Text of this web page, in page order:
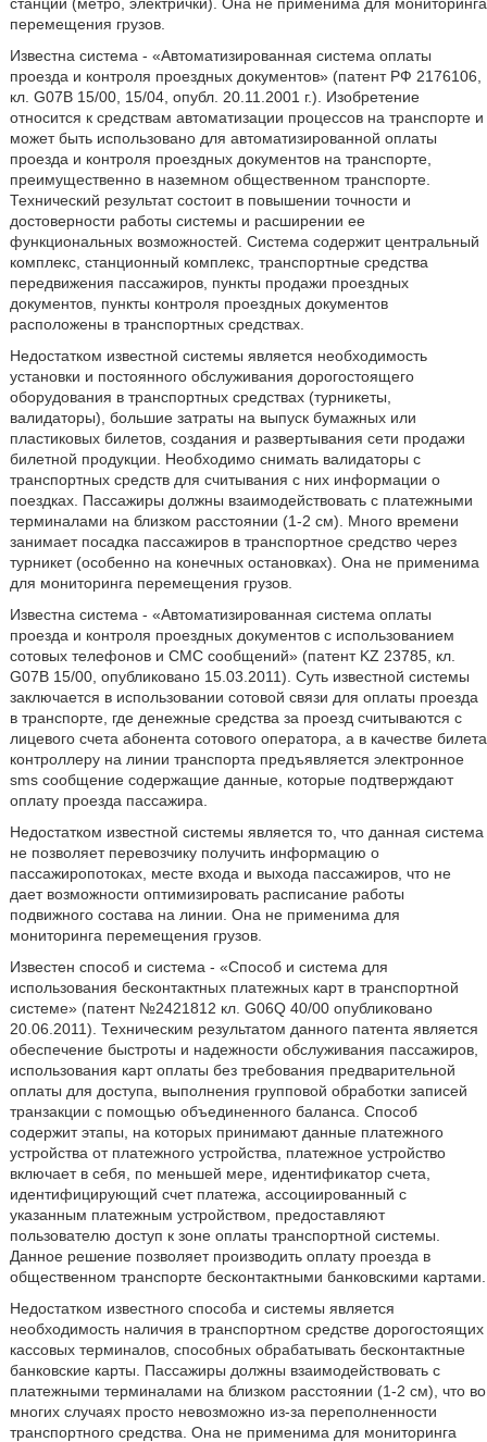
перемещения грузов.
Известна система - «Автоматизированная система оплаты
проезда и контроля проездных документов» (патент РФ 2176106,
кл. G07B 15/00, 15/04, опубл. 20.11.2001 г.). Изобретение
относится к средствам автоматизации процессов на транспорте и
может быть использовано для автоматизированной оплаты
проезда и контроля проездных документов на транспорте,
преимущественно в наземном общественном транспорте.
Технический результат состоит в повышении точности и
достоверности работы системы и расширении ее
функциональных возможностей. Система содержит центральный
комплекс, станционный комплекс, транспортные средства
передвижения пассажиров, пункты продажи проездных
документов, пункты контроля проездных документов
расположены в транспортных средствах.
Недостатком известной системы является необходимость
установки и постоянного обслуживания дорогостоящего
оборудования в транспортных средствах (турникеты,
валидаторы), большие затраты на выпуск бумажных или
пластиковых билетов, создания и развертывания сети продажи
билетной продукции. Необходимо снимать валидаторы с
транспортных средств для считывания с них информации о
поездках. Пассажиры должны взаимодействовать с платежными
терминалами на близком расстоянии (1-2 см). Много времени
занимает посадка пассажиров в транспортное средство через
турникет (особенно на конечных остановках). Она не применима
для мониторинга перемещения грузов.
Известна система - «Автоматизированная система оплаты
проезда и контроля проездных документов с использованием
сотовых телефонов и CMC сообщений» (патент KZ 23785, кл.
G07B 15/00, опубликовано 15.03.2011). Суть известной системы
заключается в использовании сотовой связи для оплаты проезда
в транспорте, где денежные средства за проезд считываются с
лицевого счета абонента сотового оператора, а в качестве билета
контроллеру на линии транспорта предъявляется электронное
sms сообщение содержащие данные, которые подтверждают
оплату проезда пассажира.
Недостатком известной системы является то, что данная система
не позволяет перевозчику получить информацию о
пассажиропотоках, месте входа и выхода пассажиров, что не
дает возможности оптимизировать расписание работы
подвижного состава на линии. Она не применима для
мониторинга перемещения грузов.
Известен способ и система - «Способ и система для
использования бесконтактных платежных карт в транспортной
системе» (патент №2421812 кл. G06Q 40/00 опубликовано
20.06.2011). Техническим результатом данного патента является
обеспечение быстроты и надежности обслуживания пассажиров,
использования карт оплаты без требования предварительной
оплаты для доступа, выполнения групповой обработки записей
транзакции с помощью объединенного баланса. Способ
содержит этапы, на которых принимают данные платежного
устройства от платежного устройства, платежное устройство
включает в себя, по меньшей мере, идентификатор счета,
идентифицирующий счет платежа, ассоциированный с
указанным платежным устройством, предоставляют
пользователю доступ к зоне оплаты транспортной системы.
Данное решение позволяет производить оплату проезда в
общественном транспорте бесконтактными банковскими картами.
Недостатком известного способа и системы является
необходимость наличия в транспортном средстве дорогостоящих
кассовых терминалов, способных обрабатывать бесконтактные
банковские карты. Пассажиры должны взаимодействовать с
платежными терминалами на близком расстоянии (1-2 см), что во
многих случаях просто невозможно из-за переполненности
транспортного средства. Она не применима для мониторинга